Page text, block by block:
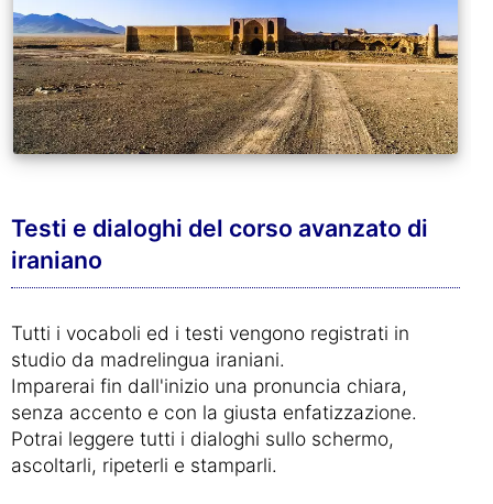
Testi e dialoghi del corso avanzato di
iraniano
Tutti i vocaboli ed i testi vengono registrati in
studio da madrelingua iraniani.
Imparerai fin dall'inizio una pronuncia chiara,
senza accento e con la giusta enfatizzazione.
Potrai leggere tutti i dialoghi sullo schermo,
ascoltarli, ripeterli e stamparli.